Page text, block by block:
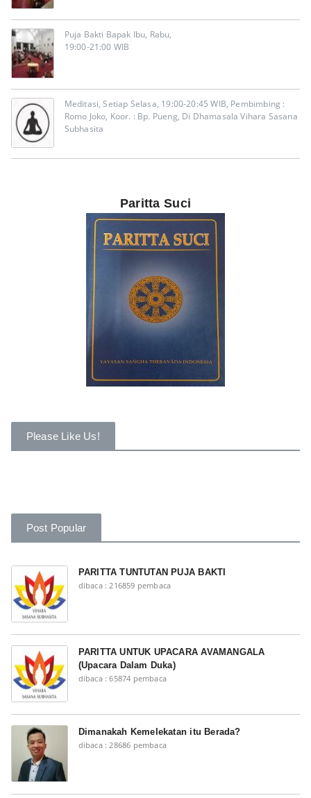
Puja Bakti Bapak Ibu, Rabu,
19:00-21:00 WIB
Meditasi, Setiap Selasa, 19:00-20:45 WIB, Pembimbing :
Romo Joko, Koor. : Bp. Pueng, Di Dhamasala Vihara Sasana
Subhasita
Paritta Suci
Please Like Us!
Post Popular
PARITTA TUNTUTAN PUJA BAKTI
dibaca : 216859 pembaca
PARITTA UNTUK UPACARA AVAMANGALA
(Upacara Dalam Duka)
dibaca : 65874 pembaca
Dimanakah Kemelekatan itu Berada?
dibaca : 28686 pembaca